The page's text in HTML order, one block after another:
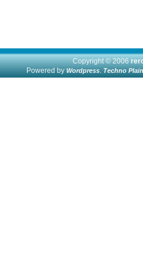
Copyright © 2006
Powered byWordpress.Techno Plain